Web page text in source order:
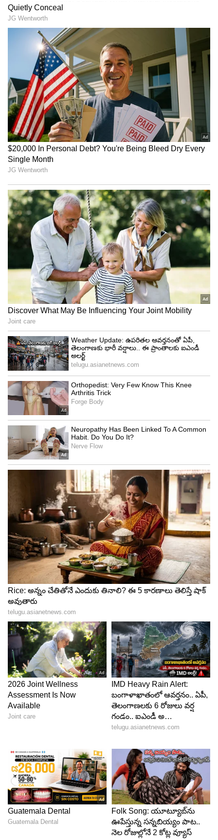
అయిపోతుంది, అలాంటప్పుడు 3 పరుగులు ఎలా
తీస్తారంటూ ప్రశ్నించారు. మరి విరాట్ కోహ్లీ చేసింది కరెక్ట్
ఆ... తప్పా? ఐసీసీ రూల్స్ ఏం చెబుతున్నాయి...
4
నో బాల్ తర్వాత వచ్చే ఫ్రీ హిట్‌లో బ్యాటర్‌
అవుటయ్యేందుకు రనౌట్ ఒక్కటే మార్గం. క్లీన్ బౌల్డ్ అయినా,
క్యాచ్ ఇచ్చి అవుట్ అయినా అది లెక్కలోకి రాలేదు.
అదీకాకుండా సాధారణ బాల్‌కి క్యాచ్ పట్టగానే, లేదా
వికెట్లను తాకగానే బంతి డెడ్ అయినట్టుగా, ఫ్రీ హిట్‌కి
కాదు... క్యాచ్ పట్టిన తర్వాత, బంతి వికెట్లను తాకిన తర్వాత
కూడా బ్యాటర్‌కి పరుగులు తీసేందుకు అవకాశం ఉంటుంది...
5
6
virat kohli
ఫ్రీ హిట్ బాల్‌కి ఏ బ్యాటర్‌ అయినా ఫీల్డర్‌కి క్యాచ్ ఇస్తే ఆ
లోపు పరుగులు తీసేందుకు అవకాశం ఉంటుంది. ఈ మొత్తం
అతని ఖాతాలో జమ అవుతుంది. అంటే ఒకవేళ విరాట్
కోహ్లీ 80 పరుగుల వద్ద ఉండి, ఫ్రీ హిట్‌కి ఫీల్డర్‌కి క్యాచ్
ఇచ్చాడనుకుందాం. ఈ లోపు అతను 2 పరుగులు తీస్తే...
విరాట్ స్కోరు 82కి చేరుతుంది...
6
6